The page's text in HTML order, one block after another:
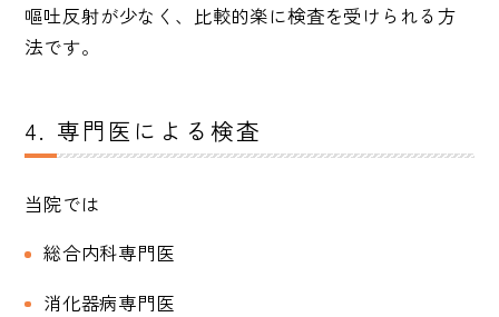
嘔吐反射が少なく、比較的楽に検査を受けられる方
法です。
4. 専門医による検査
当院では
総合内科専門医
消化器病専門医